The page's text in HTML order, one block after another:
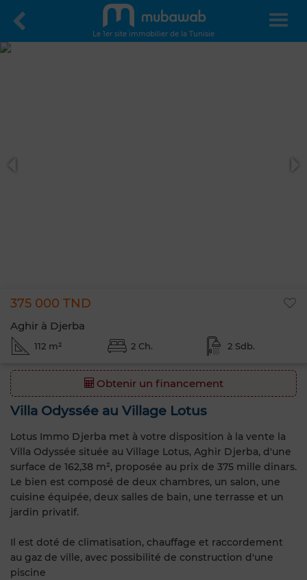
Le 1er site immobilier de la Tunisie
375 000 TND
Aghir à Djerba
112 m² 2 Ch. 2 Sdb.
Obtenir un financement
Villa Odyssée au Village Lotus
Lotus Immo Djerba met à votre disposition à la vente la
Villa Odyssée située au Village Lotus, Aghir Djerba, d'une
surface de 162,38 m², proposée au prix de 375 mille dinars.
Le bien est composé de deux chambres, un salon, une
cuisine équipée, deux salles de bain, une terrasse et un
jardin privatif.
Il est doté de climatisation, chauffage et raccordement
au gaz de ville, avec possibilité de construction d'une
piscine